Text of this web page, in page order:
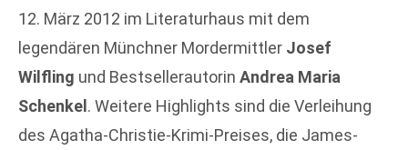
12. März 2012 im Literaturhaus mit dem
legendären Münchner Mordermittler Josef
Wilfling und Bestsellerautorin Andrea Maria
Schenkel. Weitere Highlights sind die Verleihung
des Agatha-Christie-Krimi-Preises, die James-